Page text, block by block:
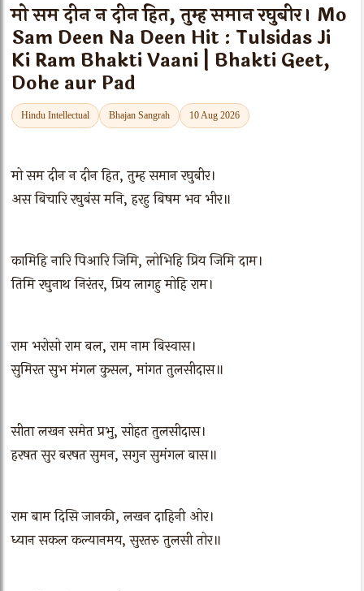
मो सम दीन न दीन हित, तुम्ह समान रघुबीर। Mo
Sam Deen Na Deen Hit : Tulsidas Ji
Ki Ram Bhakti Vaani | Bhakti Geet,
Dohe aur Pad
Hindu Intellectual Bhajan Sangrah 10 Aug 2026
मो सम दीन न दीन हित, तुम्ह समान रघुबीर।
अस बिचारि रघुबंस मनि, हरहु बिषम भव भीर॥
कामिहि नारि पिआरि जिमि, लोभिहि प्रिय जिमि दाम।
तिमि रघुनाथ निरंतर, प्रिय लागहु मोहि राम।
राम भरोसो राम बल, राम नाम बिस्वास।
सुमिरत सुभ मंगल कुसल, मांगत तुलसीदास॥
सीता लखन समेत प्रभु, सोहत तुलसीदास।
हरषत सुर बरषत सुमन, सगुन सुमंगल बास॥
राम बाम दिसि जानकी, लखन दाहिनी ओर।
ध्यान सकल कल्यानमय, सुरतरु तुलसी तोर॥